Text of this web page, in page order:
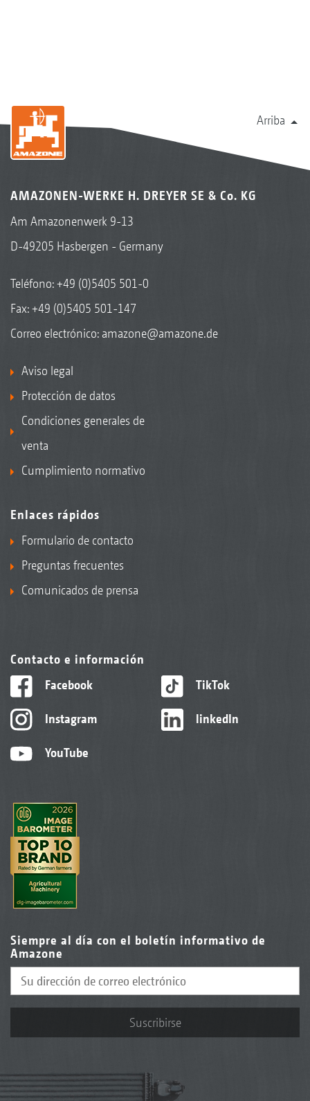
Arriba
AMAZONEN-WERKE H. DREYER SE & Co. KG
Am Amazonenwerk 9-13
D-49205 Hasbergen - Germany
Teléfono:+49 (0)5405 501-0
Fax: +49 (0)5405 501-147
Correo electrónico: amazone@amazone.de
Aviso legal
Protección de datos
Condiciones generales de
venta
Cumplimiento normativo
Enlaces rápidos
Formulario de contacto
Preguntas frecuentes
Comunicados de prensa
Contacto e información
Facebook
Instagram
YouTube
TikTok
linkedIn
Siempre al día con el boletín informativo de
Amazone
Suscribirse